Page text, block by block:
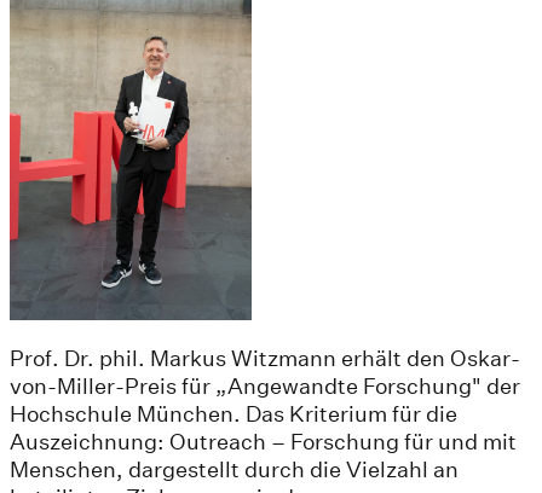
Prof. Dr. phil. Markus Witzmann erhält den Oskar-
von-Miller-Preis für „Angewandte Forschung" der
Hochschule München. Das Kriterium für die
Auszeichnung: Outreach – Forschung für und mit
Menschen, dargestellt durch die Vielzahl an